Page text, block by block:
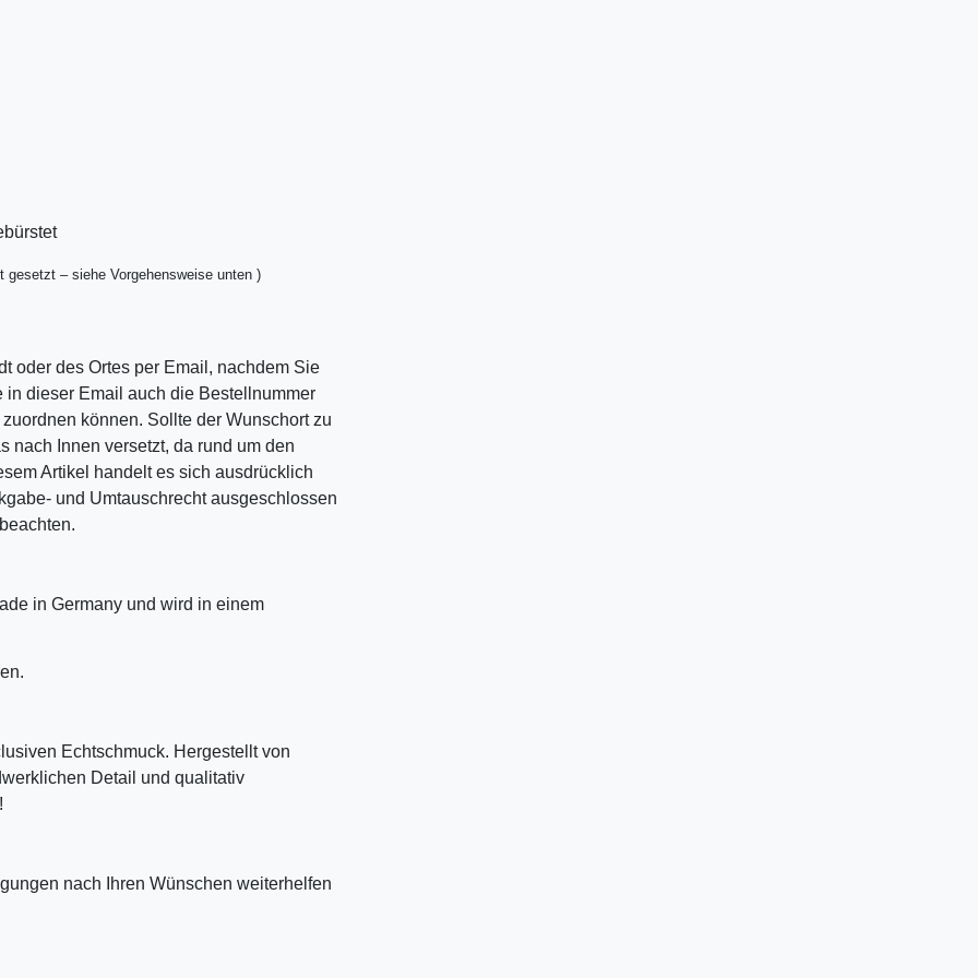
– siehe Vorgehensweise unten )
oder des Ortes per Email, nachdem Sie
dieser Email auch die Bestellnummer
können. Sollte der Wunschort zu
nach Innen versetzt, da rund um den
Artikel handelt es sich ausdrücklich
und Umtauschrecht ausgeschlossen
in Germany und wird in einem
Echtschmuck. Hergestellt von
Detail und qualitativ
nach Ihren Wünschen weiterhelfen